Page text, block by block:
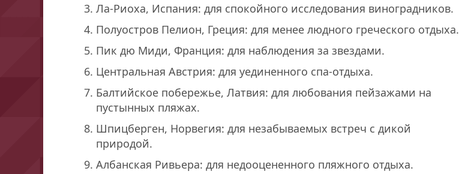
Ла-Риоха, Испания: для спокойного исследования виноградников.
Полуостров Пелион, Греция: для менее людного греческого отдыха.
Пик дю Миди, Франция: для наблюдения за звездами.
Центральная Австрия: для уединенного спа-отдыха.
Балтийское побережье, Латвия: для любования пейзажами на
пустынных пляжах.
Шпицберген, Норвегия: для незабываемых встреч с дикой
природой.
Албанская Ривьера: для недооцененного пляжного отдыха.